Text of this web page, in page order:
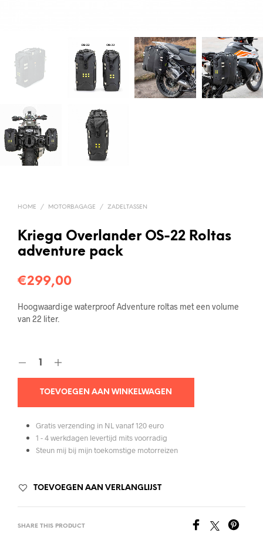
HOME / MOTORBAGAGE / ZADELTASSEN
Kriega Overlander OS-22 Roltas
adventure pack
€299,00
Hoogwaardige waterproof Adventure roltas met een volume
van 22 liter.
TOEVOEGEN AAN WINKELWAGEN
Gratis verzending in NL vanaf 120 euro
1 - 4 werkdagen levertijd mits voorradig
Steun mij bij mijn toekomstige motorreizen
TOEVOEGEN AAN VERLANGLIJST
SHARE THIS PRODUCT